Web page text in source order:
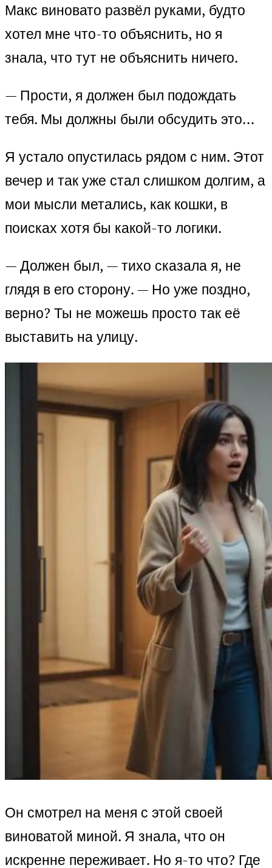
Макс виновато развёл руками, будто
хотел мне что-то объяснить, но я
знала, что тут не объяснить ничего.
— Прости, я должен был подождать
тебя. Мы должны были обсудить это…
Я устало опустилась рядом с ним. Этот
вечер и так уже стал слишком долгим, а
мои мысли метались, как кошки, в
поисках хотя бы какой-то логики.
— Должен был, — тихо сказала я, не
глядя в его сторону. — Но уже поздно,
верно? Ты не можешь просто так её
выставить на улицу.
Он смотрел на меня с этой своей
виноватой миной. Я знала, что он
искренне переживает. Но я-то что? Где